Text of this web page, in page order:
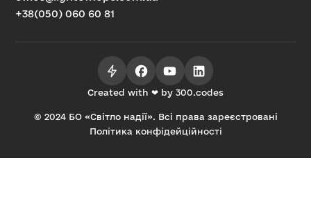
+38(050) 060 60 81
© 2024 БО «Світло надії». Всі права зареєстровані
Політика конфідейційності
Created with ❤ by 300.codes